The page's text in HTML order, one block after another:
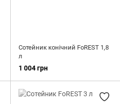
Сотейник конічний FoREST 1,8
л
1 004 грн